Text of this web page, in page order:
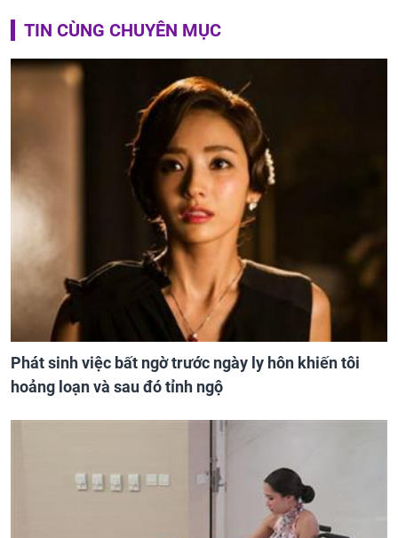
TIN CÙNG CHUYÊN MỤC
Phát sinh việc bất ngờ trước ngày ly hôn khiến tôi
hoảng loạn và sau đó tỉnh ngộ